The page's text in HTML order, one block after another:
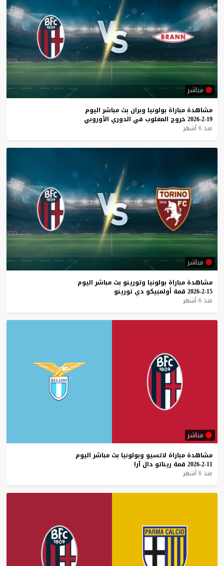
مباشر
مشاهدة مباراة بولونيا وبران بث مباشر اليوم
19-2-2026
خروج المغلوب في الدوري الأوروبي
منذ 6 أشهر
مباشر
مشاهدة مباراة بولونيا وتورينو بث مباشر اليوم
15-2-2026
قمة أولمبيكو دي تورينو
منذ 6 أشهر
مباشر
مشاهدة مباراة لاتسيو وبولونيا بث مباشر اليوم
11-2-2026
قمة ريناتو دال آرا
منذ 6 أشهر